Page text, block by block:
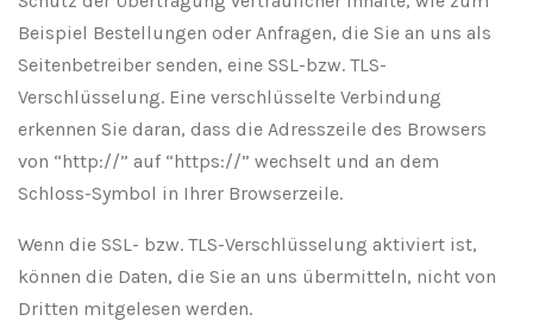
Beispiel Bestellungen oder Anfragen, die Sie an uns als
Seitenbetreiber senden, eine SSL-bzw. TLS-
Verschlüsselung. Eine verschlüsselte Verbindung
erkennen Sie daran, dass die Adresszeile des Browsers
von “http://” auf “https://” wechselt und an dem
Schloss-Symbol in Ihrer Browserzeile.
Wenn die SSL- bzw. TLS-Verschlüsselung aktiviert ist,
können die Daten, die Sie an uns übermitteln, nicht von
Dritten mitgelesen werden.